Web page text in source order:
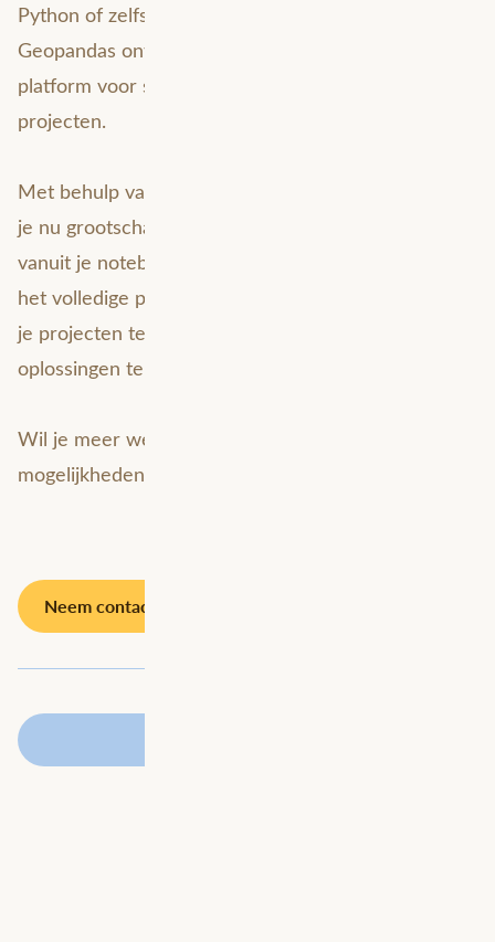
Python of zelfs open source alternatieven zoals
Geopandas ontstaat een ongelooflijk krachtig
platform voor schaalbare (geo)data science
projecten.
Met behulp van de FME-integratie in Snowflake kun
je nu grootschalige ruimtelijke verwerking uitvoeren
vanuit je notebookomgeving. Dit stelt je in staat om
het volledige potentieel van ruimtelijke gegevens in
je projecten te benutten en betere data science
oplossingen te creëren.
Wil je meer weten over de achtergrond en
mogelijkheden van Snowflake?
Neem contact met ons op